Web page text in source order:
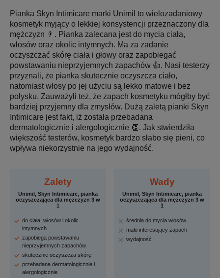
Pianka Skyn Intimicare marki Unimil to wielozadaniowy
kosmetyk myjący o lekkiej konsystencji przeznaczony dla
mężczyzn 👨. Pianka zalecana jest do mycia ciała,
włosów oraz okolic intymnych. Ma za zadanie
oczyszczać skórę ciała i głowy oraz zapobiegać
powstawaniu nieprzyjemnych zapachów 👍. Nasi testerzy
przyznali, że pianka skutecznie oczyszcza ciało,
natomiast włosy po jej użyciu są lekko matowe i bez
połysku. Zauważyli też, że zapach kosmetyku mógłby być
bardziej przyjemny dla zmysłów. Dużą zaletą pianki Skyn
Intimicare jest fakt, iż została przebadana
dermatologicznie i alergologicznie 👏. Jak stwierdziła
większość testerów, kosmetyk bardzo słabo się pieni, co
wpływa niekorzystnie na jego wydajność.
Zalety
Unimil, Skyn Intimicare, pianka
oczyszczająca dla mężczyzn 3 w
1
do ciała, włosów i okolic
intymnych
zapobiega powstawaniu
nieprzyjemnych zapachów
skutecznie oczyszcza skórę
przebadana dermatologicznie i
alergologicznie
Wady
Unimil, Skyn Intimicare, pianka
oczyszczająca dla mężczyzn 3 w
1
średnia do mycia włosów
mało interesujący zapach
wydajność